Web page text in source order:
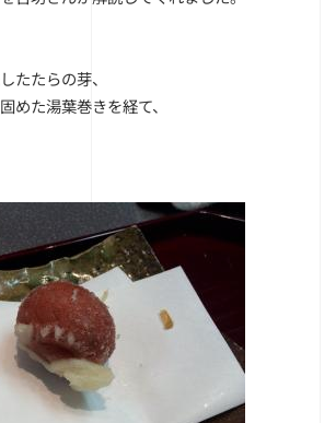
たたらの芽、
めた湯葉巻きを経て、